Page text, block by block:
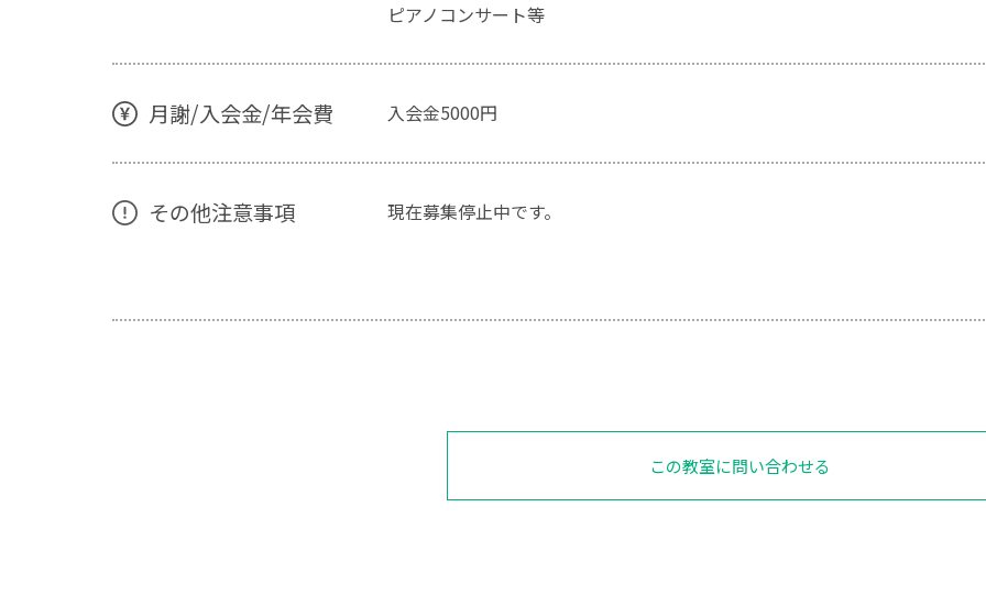
ピアノコンサート等
月謝/入会金/年会費 入会金5000円
その他注意事項 現在募集停止中です。
この教室に問い合わせる